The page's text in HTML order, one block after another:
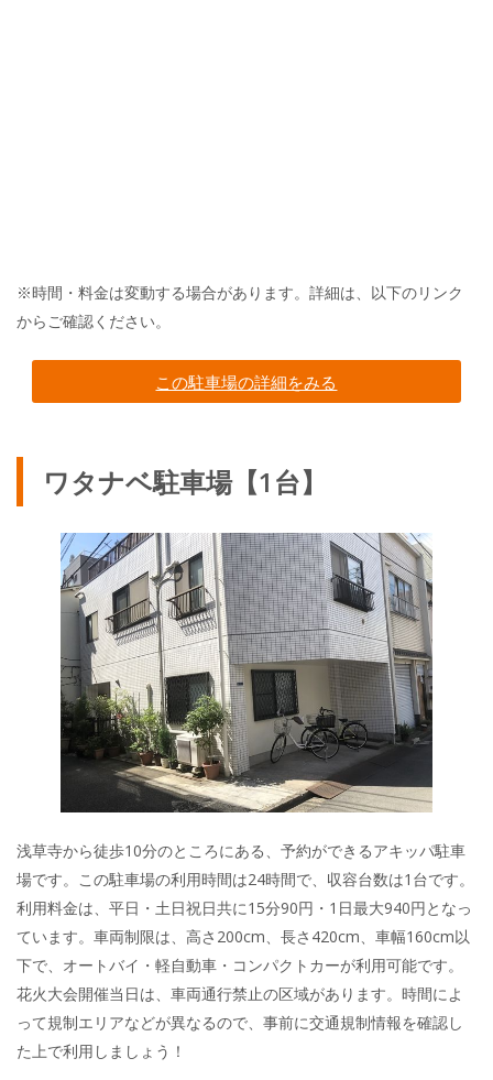
※時間・料金は変動する場合があります。詳細は、以下のリンク
からご確認ください。
この駐車場の詳細をみる
ワタナベ駐車場【1台】
浅草寺から徒歩10分のところにある、予約ができるアキッパ駐車
場です。この駐車場の利用時間は24時間で、収容台数は1台です。
利用料金は、平日・土日祝日共に15分90円・1日最大940円となっ
ています。車両制限は、高さ200cm、長さ420cm、車幅160cm以
下で、オートバイ・軽自動車・コンパクトカーが利用可能です。
花火大会開催当日は、車両通行禁止の区域があります。時間によ
って規制エリアなどが異なるので、事前に交通規制情報を確認し
た上で利用しましょう！